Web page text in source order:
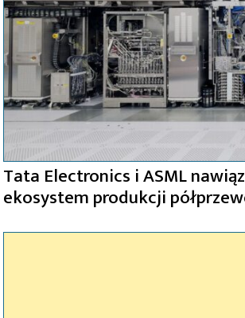
Tata Electronics i ASML
ekosystem produkcji